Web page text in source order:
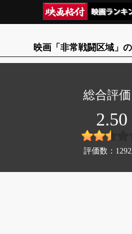
映画「非常戦闘区域」
2.50
評価数： 1292